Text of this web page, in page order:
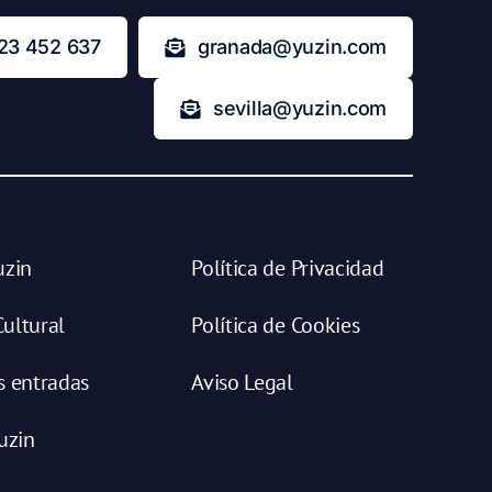
452 637 granada@yuzin.com
sevilla@yuzin.com
entradas
Política de Privacidad
Política de Cookies
Aviso Legal